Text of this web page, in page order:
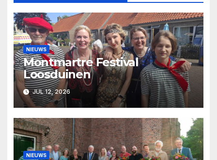
NIEUWS
Montmartre Festival
Loosduinen
JUL 12, 2026
NIEUWS